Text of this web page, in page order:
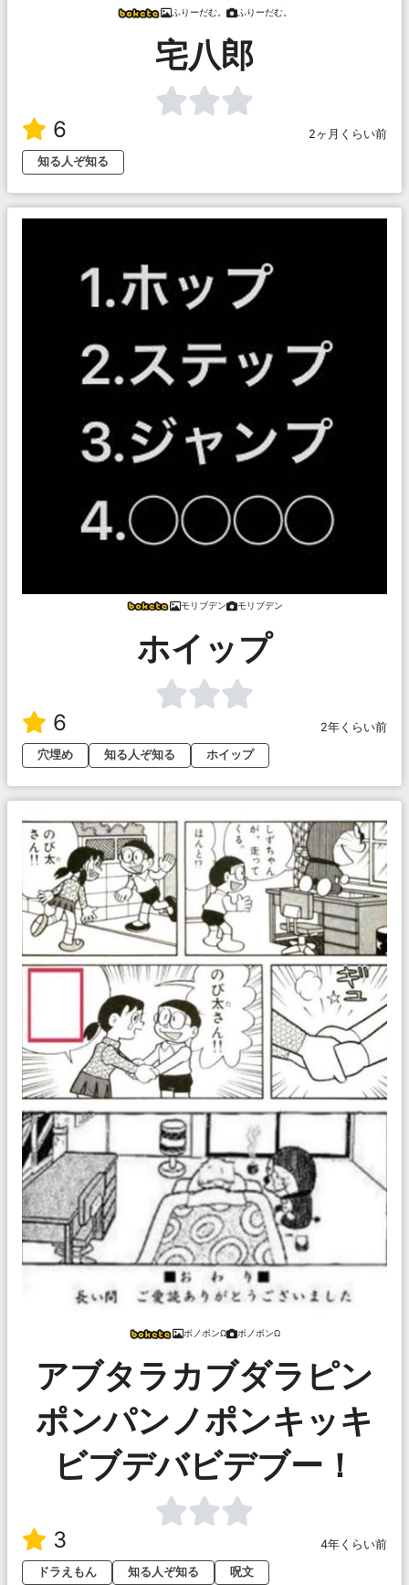
ふりーだむ。 ふりーだむ。
宅八郎
6
2ヶ月くらい前
知る人ぞ知る
モリブデン モリブデン
ホイップ
6
2年くらい前
穴埋め
知る人ぞ知る ホイップ
ボノボンΩ ボノボンΩ
アブタラカブダラピン
ポンパンノポンキッキ
ビブデバビデブー！
3
4年くらい前
ドラえもん
知る人ぞ知る 呪文